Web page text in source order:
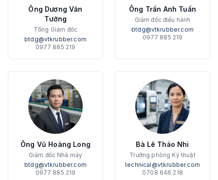
Ông Dương Văn
Tưởng
Tổng Giám đốc
btdg@vtkrubber.com
0977 885 219
Ông Trần Anh Tuấn
Giám đốc điều hành
btdg@vtkrubber.com
0977 885 219
Ông Vũ Hoàng Long
Giám đốc Nhà máy
btdg@vtkrubber.com
0977 885 219
Bà Lê Thảo Nhi
Trưởng phòng Kỹ thuật
technical@vtkrubber.com
0708 646 218